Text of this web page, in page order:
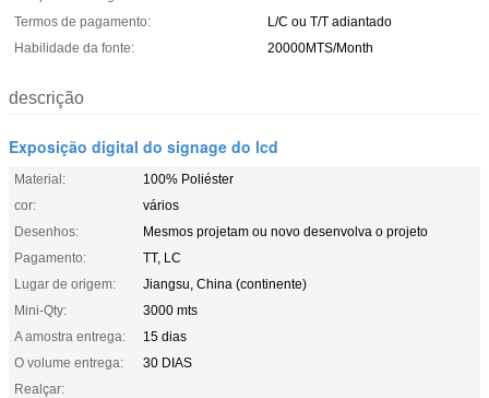
Termos de pagamento:
L/C ou T/T adiantado
Habilidade da fonte:
20000MTS/Month
descrição
Exposição digital do signage do lcd
Material:
100% Poliéster
cor:
vários
Desenhos:
Mesmos projetam ou novo desenvolva o projeto
Pagamento:
TT, LC
Lugar de origem:
Jiangsu, China (continente)
Mini-Qty:
3000 mts
A amostra entrega:
15 dias
O volume entrega:
30 DIAS
Realçar: